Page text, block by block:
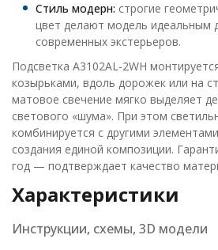
Стиль модерн: строгие
цвет делают модель идеальным
современных экстерьеров.
Подсветка A3102AL-2WH
козырьками, вдоль дорожек или на
матовое свечение мягко выделяет
светового «шума». При этом
комбинируется с другими
создания единой композиции.
год — подтверждает качество
Характеристики
Инструкции, схемы, 3D модели